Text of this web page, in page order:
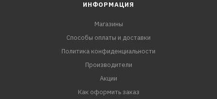
ИНФОРМАЦИЯ
Магазины
Способы оплаты и доставки
Политика конфиденциальности
Производители
Акции
Как оформить заказ